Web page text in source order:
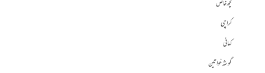
کچھ خاص
کراچی
کہانی
گوشہ خواتین